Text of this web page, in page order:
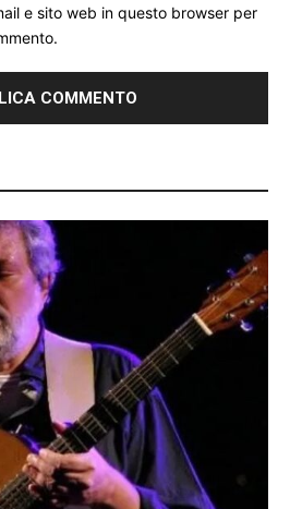
e sito web in questo browser per